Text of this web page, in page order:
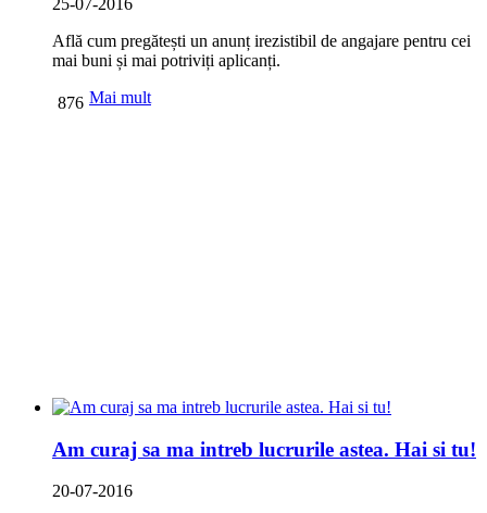
25-07-2016
Află cum pregătești un anunț irezistibil de angajare pentru cei
mai buni și mai potriviți aplicanți.
Mai mult
876
Am curaj sa ma intreb lucrurile astea. Hai si tu!
20-07-2016